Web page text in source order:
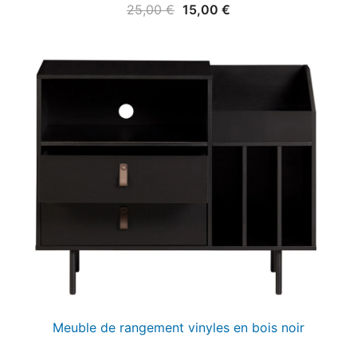
25,00€ Le
15,00 €
Meuble de rangement vinyles en bois noir